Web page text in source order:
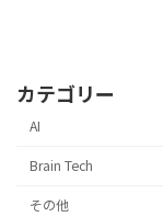
カテゴリー
AI
Brain Tech
その他